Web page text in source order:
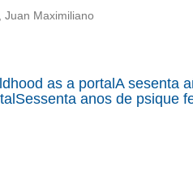
Juan Maximiliano
as a portalA sesenta
anos de psique